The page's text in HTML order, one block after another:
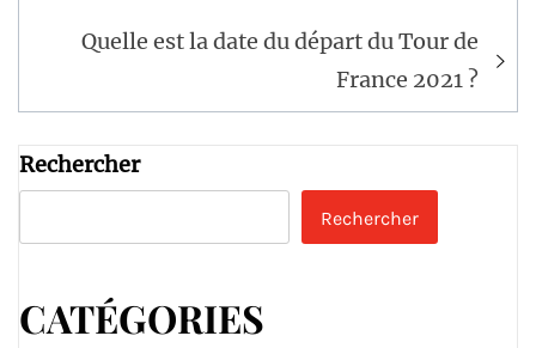
l’article
Quelle est la date du départ du Tour de
France 2021 ?
Rechercher
Rechercher
CATÉGORIES